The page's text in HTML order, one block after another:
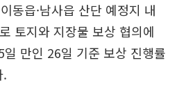
동읍·남사읍 산단 예정지 내
토지와 지장물 보상 협의에
만인 26일 기준 보상 진행률
.